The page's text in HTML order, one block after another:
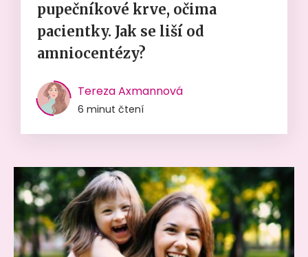
pupečníkové krve, očima
pacientky. Jak se liší od
amniocentézy?
Tereza Axmannová
6 minut čtení